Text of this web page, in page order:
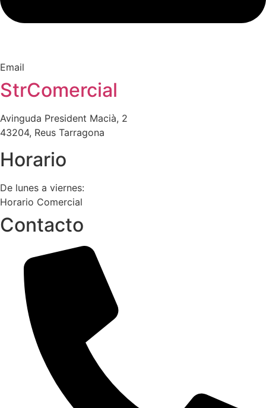
Email
StrComercial
Avinguda President Macià, 2
43204, Reus Tarragona
Horario
De lunes a viernes:
Horario Comercial
Contacto